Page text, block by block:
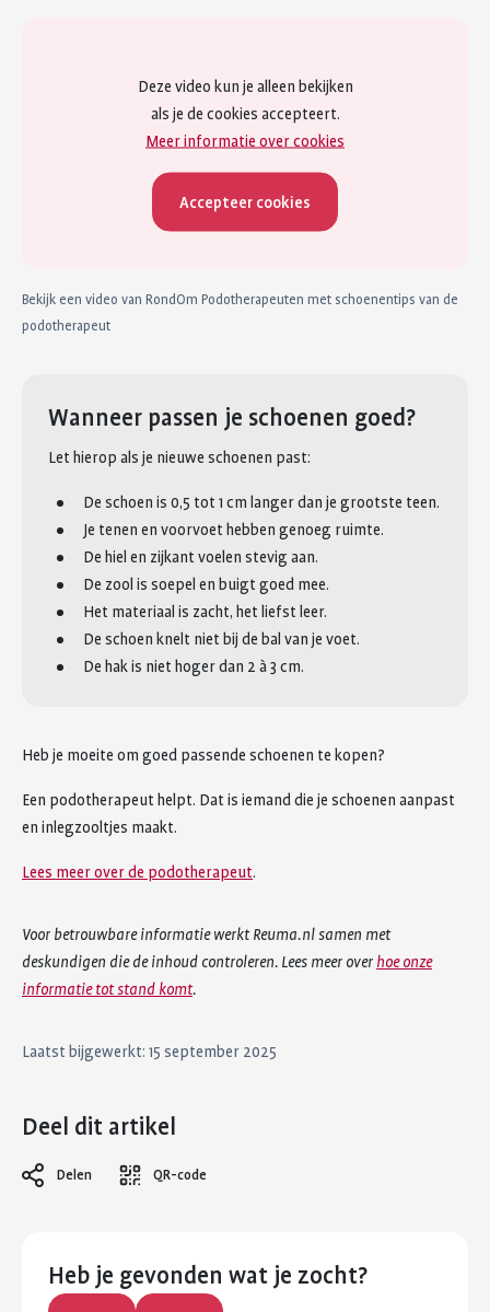
Deze video kun je alleen bekijken
als je de cookies accepteert.
Meer informatie over cookies
Accepteer cookies
Bekijk een video van RondOm Podotherapeuten met schoenentips van de
podotherapeut
Wanneer passen je schoenen goed?
Let hierop als je nieuwe schoenen past:
De schoen is 0,5 tot 1 cm langer dan je grootste teen.
Je tenen en voorvoet hebben genoeg ruimte.
De hiel en zijkant voelen stevig aan.
De zool is soepel en buigt goed mee.
Het materiaal is zacht, het liefst leer.
De schoen knelt niet bij de bal van je voet.
De hak is niet hoger dan 2 à 3 cm.
Heb je moeite om goed passende schoenen te kopen?
Een podotherapeut helpt. Dat is iemand die je schoenen aanpast
en inlegzooltjes maakt.
Lees meer over de podotherapeut.
Voor betrouwbare informatie werkt Reuma.nl samen met
deskundigen die de inhoud controleren. Lees meer over hoe onze
informatie tot stand komt.
Laatst bijgewerkt: 15 september 2025
Deel dit artikel
Delen QR-code
Heb je gevonden wat je zocht?